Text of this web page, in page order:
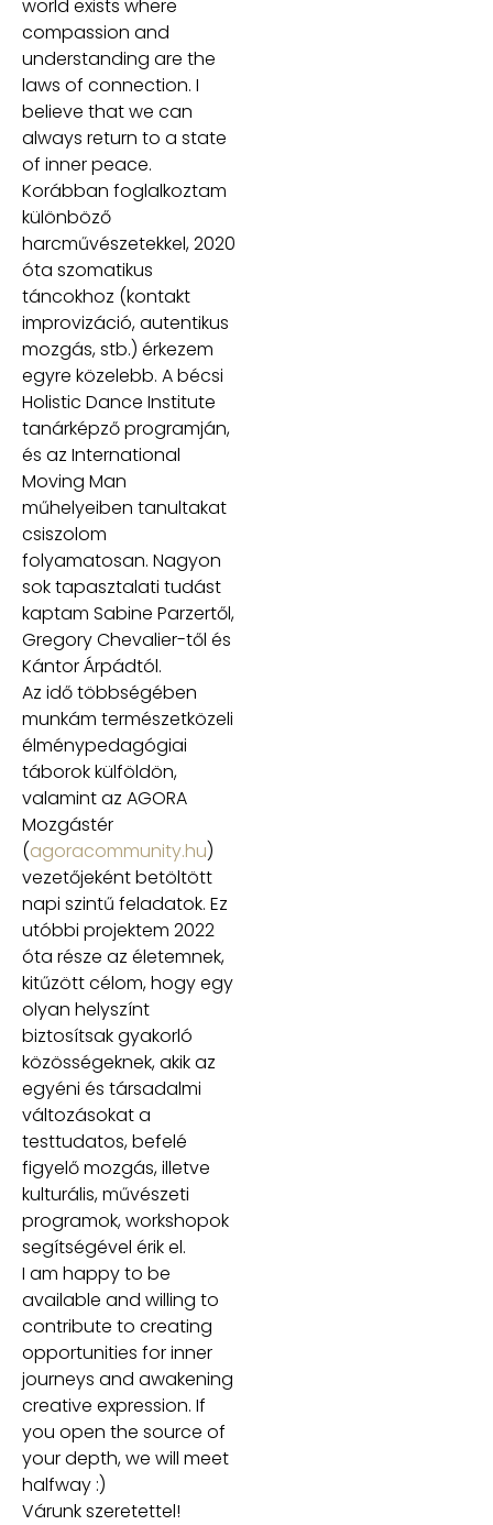
world exists where
compassion and
understanding are the
laws of connection. I
believe that we can
always return to a state
of inner peace.
Korábban foglalkoztam
különböző
harcművészetekkel, 2020
óta szomatikus
táncokhoz (kontakt
improvizáció, autentikus
mozgás, stb.) érkezem
egyre közelebb. A bécsi
Holistic Dance Institute
tanárképző programján,
és az International
Moving Man
műhelyeiben tanultakat
csiszolom
folyamatosan. Nagyon
sok tapasztalati tudást
kaptam Sabine Parzertől,
Gregory Chevalier-től és
Kántor Árpádtól.
Az idő többségében
munkám természetközeli
élménypedagógiai
táborok külföldön,
valamint az AGORA
Mozgástér
(agoracommunity.hu)
vezetőjeként betöltött
napi szintű feladatok. Ez
utóbbi projektem 2022
óta része az életemnek,
kitűzött célom, hogy egy
olyan helyszínt
biztosítsak gyakorló
közösségeknek, akik az
egyéni és társadalmi
változásokat a
testtudatos, befelé
figyelő mozgás, illetve
kulturális, művészeti
programok, workshopok
segítségével érik el.
I am happy to be
available and willing to
contribute to creating
opportunities for inner
journeys and awakening
creative expression. If
you open the source of
your depth, we will meet
halfway :)
Várunk szeretettel!